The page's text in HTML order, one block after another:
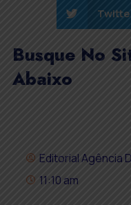
Busque No
Abaixo
Editorial Agência
11:10 am